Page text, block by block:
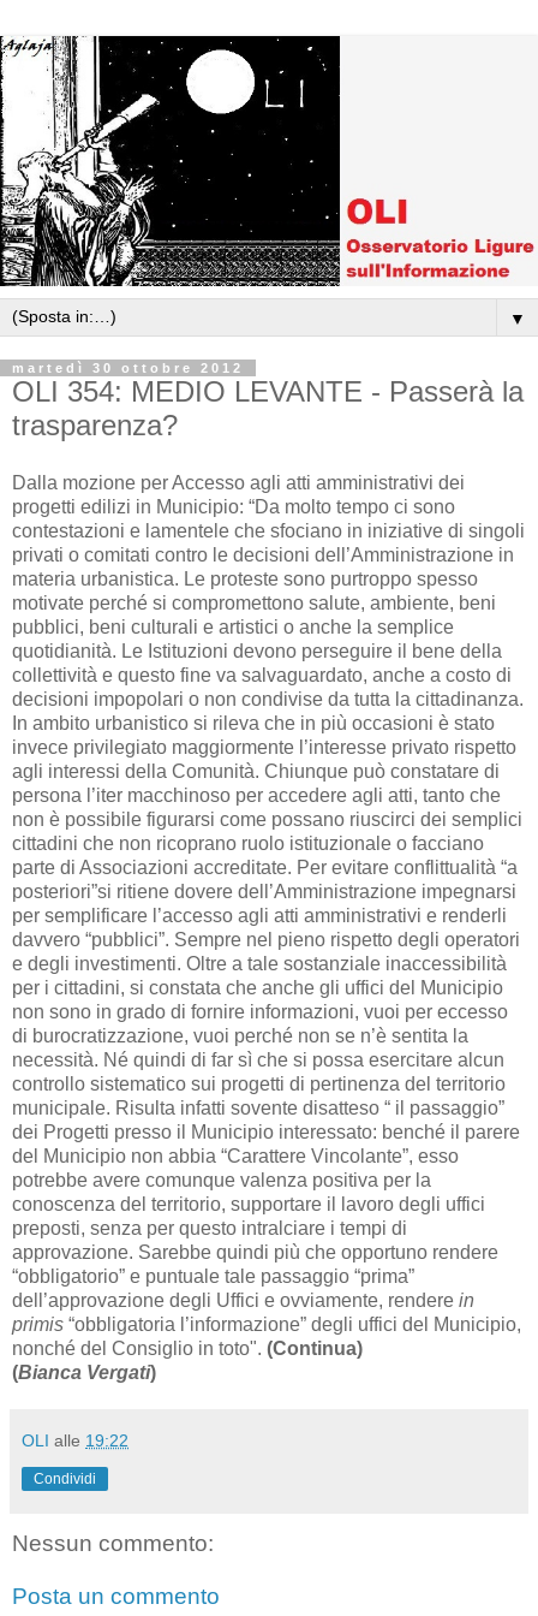
▼
martedì 30 ottobre 2012
OLI 354: MEDIO LEVANTE - Passerà la
trasparenza?
Dalla mozione per Accesso agli atti amministrativi dei
progetti edilizi in Municipio: “Da molto tempo ci sono
contestazioni e lamentele che sfociano in iniziative di singoli
privati o comitati contro le decisioni dell’Amministrazione in
materia urbanistica. Le proteste sono purtroppo spesso
motivate perché si compromettono salute, ambiente, beni
pubblici, beni culturali e artistici o anche la semplice
quotidianità. Le Istituzioni devono perseguire il bene della
collettività e questo fine va salvaguardato, anche a costo di
decisioni impopolari o non condivise da tutta la cittadinanza.
In ambito urbanistico si rileva che in più occasioni è stato
invece privilegiato maggiormente l’interesse privato rispetto
agli interessi della Comunità. Chiunque può constatare di
persona l’iter macchinoso per accedere agli atti, tanto che
non è possibile figurarsi come possano riuscirci dei semplici
cittadini che non ricoprano ruolo istituzionale o facciano
parte di Associazioni accreditate. Per evitare conflittualità “a
posteriori”si ritiene dovere dell’Amministrazione impegnarsi
per semplificare l’accesso agli atti amministrativi e renderli
davvero “pubblici”. Sempre nel pieno rispetto degli operatori
e degli investimenti. Oltre a tale sostanziale inaccessibilità
per i cittadini, si constata che anche gli uffici del Municipio
non sono in grado di fornire informazioni, vuoi per eccesso
di burocratizzazione, vuoi perché non se n’è sentita la
necessità. Né quindi di far sì che si possa esercitare alcun
controllo sistematico sui progetti di pertinenza del territorio
municipale. Risulta infatti sovente disatteso “ il passaggio”
dei Progetti presso il Municipio interessato: benché il parere
del Municipio non abbia “Carattere Vincolante”, esso
potrebbe avere comunque valenza positiva per la
conoscenza del territorio, supportare il lavoro degli uffici
preposti, senza per questo intralciare i tempi di
approvazione. Sarebbe quindi più che opportuno rendere
“obbligatorio” e puntuale tale passaggio “prima”
dell’approvazione degli Uffici e ovviamente, rendere in
primis “obbligatoria l’informazione” degli uffici del Municipio,
nonché del Consiglio in toto". (Continua)
(Bianca Vergati)
OLI alle 19:22
Condividi
Nessun commento:
Posta un commento